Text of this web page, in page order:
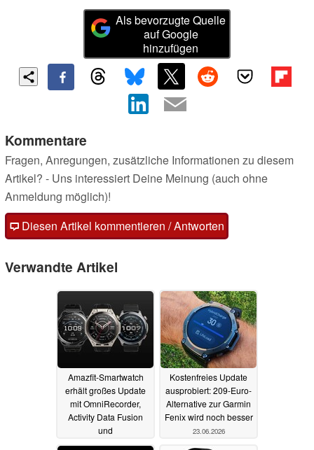
Als bevorzugte Quelle
auf Google
hinzufügen
Kommentare
Fragen, Anregungen, zusätzliche Informationen zu diesem
Artikel? - Uns interessiert Deine Meinung (auch ohne
Anmeldung möglich)!
Diesen Artikel kommentieren / Antworten
Verwandte Artikel
Amazfit-Smartwatch
erhält großes Update
mit OmniRecorder,
Activity Data Fusion
und
Navigationsfunktionen
Kostenfreies Update
ausprobiert: 209-Euro-
Alternative zur Garmin
Fenix wird noch besser
23.06.2026